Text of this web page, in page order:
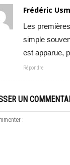
Frédéric
Les
simple
est apparue,
Répondre
UN